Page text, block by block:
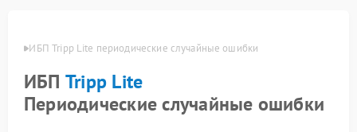
ИБП Tripp Lite периодические случайные ошибки
ИБП Tripp Lite
Периодические случайные ошибки